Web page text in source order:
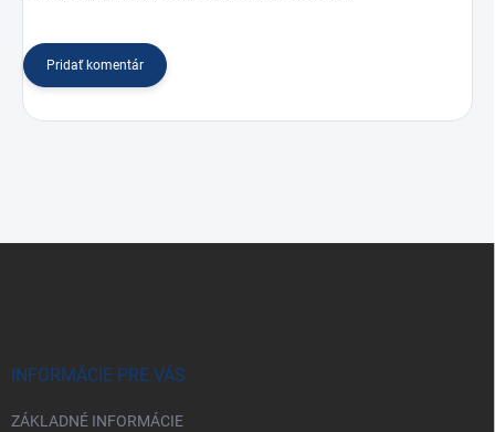
Pridať komentár
INFORMÁCIE PRE VÁS
ZÁKLADNÉ INFORMÁCIE